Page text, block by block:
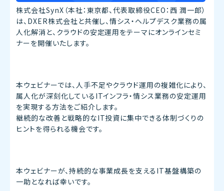
株式会社SynX（本社：東京都、代表取締役CEO：西 潤一郎）
は、DXER株式会社と共催し、情シス・ヘルプデスク業務の属
人化解消と、クラウドの安定運用をテーマにオンラインセミ
ナーを開催いたします。
本ウェビナーでは、人手不足やクラウド運用の複雑化により、
属人化が深刻化しているITインフラ・情シス業務の安定運用
を実現する方法をご紹介します。
継続的な改善と戦略的なIT投資に集中できる体制づくりの
ヒントを得られる機会です。
本ウェビナーが、持続的な事業成長を支えるIT基盤構築の
一助となれば幸いです。